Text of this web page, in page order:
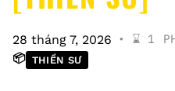
28 tháng 7, 2026 ⌛️ 1
📦 THIỀN SƯ